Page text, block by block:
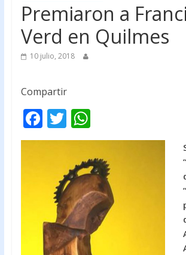
Premiaron a
Verd en Quilmes
10 julio, 2018
Compartir
F
ac
o
o
k
T
w
itt
er
W
h
at
s
A
p
p